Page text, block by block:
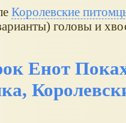
Королевские
головы и
Енот